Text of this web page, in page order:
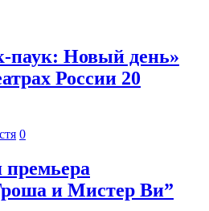
паук: Новый день»
России 20
0
премьера
и Мистер Ви”